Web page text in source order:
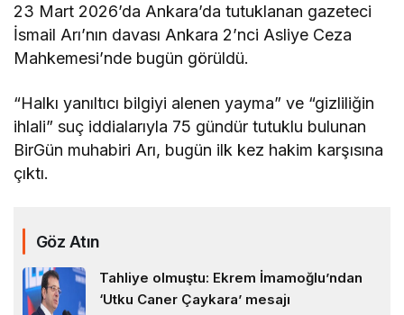
23 Mart 2026’da Ankara’da tutuklanan gazeteci
İsmail Arı’nın davası Ankara 2’nci Asliye Ceza
Mahkemesi’nde bugün görüldü.
“Halkı yanıltıcı bilgiyi alenen yayma” ve “gizliliğin
ihlali” suç iddialarıyla 75 gündür tutuklu bulunan
BirGün muhabiri Arı, bugün ilk kez hakim karşısına
çıktı.
Göz Atın
Tahliye olmuştu: Ekrem İmamoğlu’ndan
‘Utku Caner Çaykara’ mesajı